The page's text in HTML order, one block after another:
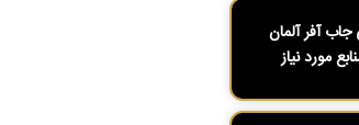
آفر آلمان
مورد نیاز